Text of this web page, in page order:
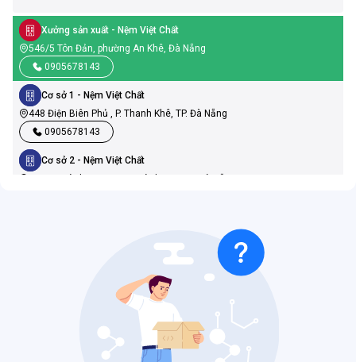
Xưởng sản xuất - Nệm Việt Chất
546/5 Tôn Đản, phường An Khê, Đà Nẵng
0905678143
Cơ sở 1 - Nệm Việt Chất
448 Điện Biên Phủ , P. Thanh Khê, TP. Đà Nẵng
0905678143
Cơ sở 2 - Nệm Việt Chất
386 Nguyễn Hữu Thọ, P. Cẩm Lệ, TP. Đà Nẵng
- Nệm Việt Chất
569 Điện Biên Phủ, P. Thanh Khê, TP.Đà Nẵng
0905678143